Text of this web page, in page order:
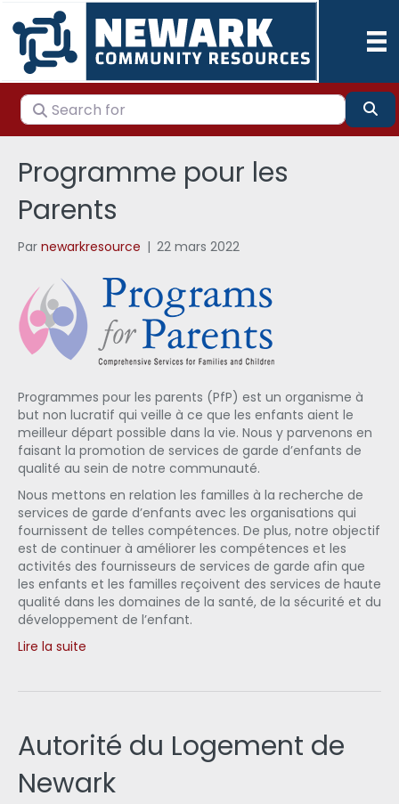
Search for
Programme pour les
Parents
Par newarkresource | 22 mars 2022
Programmes pour les parents (PfP) est un organisme à
but non lucratif qui veille à ce que les enfants aient le
meilleur départ possible dans la vie. Nous y parvenons en
faisant la promotion de services de garde d’enfants de
qualité au sein de notre communauté.
Nous mettons en relation les familles à la recherche de
services de garde d’enfants avec les organisations qui
fournissent de telles compétences. De plus, notre objectif
est de continuer à améliorer les compétences et les
activités des fournisseurs de services de garde afin que
les enfants et les familles reçoivent des services de haute
qualité dans les domaines de la santé, de la sécurité et du
développement de l’enfant.
Lire la suite
Autorité du Logement de
Newark